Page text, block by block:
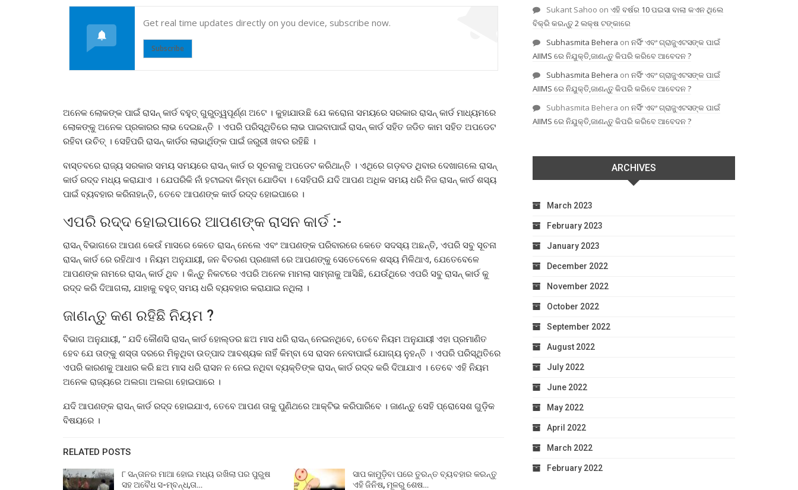
Get real time updates directly on you device, subscribe now.
Subscribe
ଅନେକ ଲୋକଙ୍କ ପାଇଁ ରାସନ୍ କାର୍ଡ ବହୁତ୍ ଗୁରୁତ୍ୱପୂର୍ଣ୍ଣ ଅଟେ । କୁହାଯାଉଛି ଯେ କରୋନା ସମୟରେ ସରକାର ରାସନ୍ କାର୍ଡ ମାଧ୍ୟମରେ
ଲୋକଙ୍କୁ ଅନେକ ପ୍ରକାରର ଲାଭ ଦେଇଛନ୍ତି । ଏପରି ପରିସ୍ଥିତିରେ ଲାଭ ପାଇବାପାଇଁ ରାସନ୍ କାର୍ଡ ସହିତ ଜଡିତ କାମ ସହିତ ଅପଡେଟ
ରହିବା ଉଚିତ୍ । ସେହିପରି ରାସନ୍ କାର୍ଡର ଲାଭାର୍ଥିଙ୍କ ପାଇଁ ଜରୁରୀ ଖବର ରହିଛି ।
ବାସ୍ତବରେ ରାଜ୍ୟ ସରକାର ସମୟ ସମୟରେ ରାସନ୍ କାର୍ଡ ର ସୂଚନାକୁ ଅପଡେଟ କରିଥାନ୍ତି । ଏଥିରେ ଗଡ଼ବଡ ଥିବାର ଦେଖାଗଲେ ରାସନ୍
କାର୍ଡ ରଦ୍ଦ ମଧ୍ୟ କରାଯାଏ । ଯେପରିକି ନାଁ ହଟାଇବା କିମ୍ବା ଯୋଡିବା । ସେହିପରି ଯଦି ଆପଣ ଅଧିକ ସମୟ ଧରି ନିଜ ରାସନ୍ କାର୍ଡ ଶସ୍ୟ
ପାଇଁ ବ୍ୟବହାର କରିନାହାନ୍ତି, ତେବେ ଆପଣଙ୍କ କାର୍ଡ ରଦ୍ଦ ହୋଇପାରେ ।
ଏପରି ରଦ୍ଦ ହୋଇପାରେ ଆପଣଙ୍କ ରାସନ କାର୍ଡ :-
ରାସନ୍ ବିଭାଗରେ ଆପଣ କେଉଁ ମାସରେ କେତେ ରାସନ୍ ନେଲେ ଏବଂ ଆପଣଙ୍କ ପରିବାରରେ କେତେ ସଦସ୍ୟ ଅଛନ୍ତି, ଏପରି ସବୁ ସୂଚନା
ରାସନ୍ କାର୍ଡ ରେ ରହିଥାଏ । ନିୟମ ଅନୁଯାୟୀ, ଜନ ବିତରଣ ପ୍ରଣାଳୀ ରେ ଆପଣଙ୍କୁ ସେତେବେଳେ ଶସ୍ୟ ମିଳିଥାଏ, ଯେତେବେଳେ
ଆପଣଙ୍କ ନାମରେ ରାସନ୍ କାର୍ଡ ଥିବ । କିନ୍ତୁ ନିକଟରେ ଏପରି ଅନେକ ମାମଲା ସାମ୍ନାକୁ ଆସିଛି, ଯେଉଁଥିରେ ଏପରି ସବୁ ରାସନ୍ କାର୍ଡ କୁ
ରଦ୍ଦ କରି ଦିଆଗଲା, ଯାହାକୁ ବହୁତ୍ ସମୟ ଧରି ବ୍ୟବହାର କରାଯାଇ ନଥିଲା ।
ଜାଣନ୍ତୁ କଣ ରହିଛି ନିୟମ ?
ବିଭାଗ ଅନୁଯାୟୀ, ” ଯଦି କୌଣସି ରାସନ୍ କାର୍ଡ ହୋଲ୍ଡର ଛଅ ମାସ ଧରି ରାସନ୍ ନେଇନଥିବେ, ତେବେ ନିୟମ ଅନୁଯାୟୀ ଏହା ପ୍ରମାଣିତ
ହେବ ଯେ ତାଙ୍କୁ ଶସ୍ତା ଦରରେ ମିଳୁଥିବା ଉତ୍ପାଦ ଆବଶ୍ୟକ ନାହିଁ କିମ୍ବା ସେ ରାସନ ନେବାପାଇଁ ଯୋଗ୍ୟ ନୁହନ୍ତି । ଏପରି ପରିସ୍ଥିତିରେ
ଏପରି କାରଣକୁ ଆଧାର କରି ଛଅ ମାସ ଧରି ରାସନ ନ ନେଇ ନଥିବା ବ୍ୟକ୍ତିଙ୍କ ରାସନ୍ କାର୍ଡ ରଦ୍ଦ କରି ଦିଆଯାଏ । ତେବେ ଏହି ନିୟମ
ଅନେକ ରାଜ୍ୟରେ ଅଲଗା ଅଲଗା ହୋଇପାରେ ।
ଯଦି ଆପଣଙ୍କ ରାସନ୍ କାର୍ଡ ରଦ୍ଦ ହୋଇଯାଏ, ତେବେ ଆପଣ ତାକୁ ପୁଣିଥରେ ଆକ୍ଟିଭ କରିପାରିବେ । ଜାଣନ୍ତୁ ସେହି ପ୍ରୋସେଶ ଗୁଡ଼ିକ
ବିଷୟରେ ।
RELATED POSTS
୮ ସନ୍ତାନର ମାଆ ହୋଇ ମଧ୍ୟ ରଖିଲା ପର ପୁରୁଷ
ସହ ଅବୈଧ ସ-ମ୍ବନ୍ଧ,ତା…
ସାପ କାମୁଡ଼ିବା ପରେ ତୁରନ୍ତ ବ୍ୟବହାର କରନ୍ତୁ
ଏହି ଜିନିଷ, ମୂଳରୁ ଶେଷ…
Sukant Sahoo on ଏହି ବର୍ଷର 10 ପଇସା ବାଲା କଏନ ଥିଲେ
ବିକ୍ରି କରନ୍ତୁ 2 ଲକ୍ଷ ଟଙ୍କାରେ
Subhasmita Behera on ନର୍ସିଂ ଏବଂ ଗ୍ରାଜୁଏଟସଙ୍କ ପାଇଁ
AIIMS ରେ ନିଯୁକ୍ତି,ଜାଣନ୍ତୁ କିପରି କରିବେ ଆବେଦନ ?
Subhasmita Behera on ନର୍ସିଂ ଏବଂ ଗ୍ରାଜୁଏଟସଙ୍କ ପାଇଁ
AIIMS ରେ ନିଯୁକ୍ତି,ଜାଣନ୍ତୁ କିପରି କରିବେ ଆବେଦନ ?
Subhasmita Behera on ନର୍ସିଂ ଏବଂ ଗ୍ରାଜୁଏଟସଙ୍କ ପାଇଁ
AIIMS ରେ ନିଯୁକ୍ତି,ଜାଣନ୍ତୁ କିପରି କରିବେ ଆବେଦନ ?
ARCHIVES
March 2023
February 2023
January 2023
December 2022
November 2022
October 2022
September 2022
August 2022
July 2022
June 2022
May 2022
April 2022
March 2022
February 2022